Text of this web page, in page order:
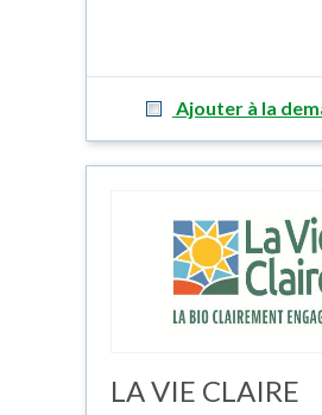
Ajouter à la
LA VIE CLAIRE